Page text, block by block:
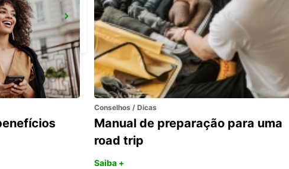
BERGEN AUF RÜGEN
BERGEN / RUEGEN - GERMANY
Conselhos / Dicas
Manual de preparação para uma
road trip
Saiba +